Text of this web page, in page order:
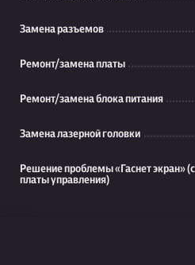
Замена разъемов
Ремонт/замена платы
Ремонт/замена блока питания
Замена лазерной головки
Решение проблемы «Гаснет экран»
платы управления)